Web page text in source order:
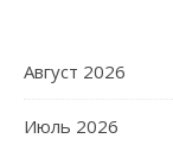
Август 2026
Июль 2026